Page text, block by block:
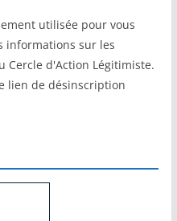
utilisée pour vous
informations sur les
Cercle d'Action Légitimiste.
lien de désinscription